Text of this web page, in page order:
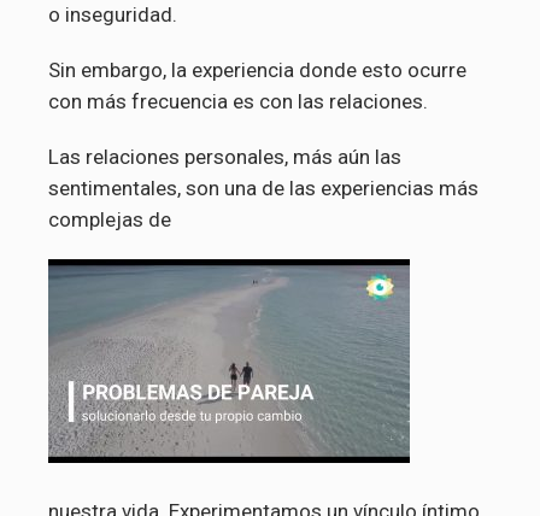
o inseguridad.
Sin embargo, la experiencia donde esto ocurre
con más frecuencia es con las relaciones.
Las relaciones personales, más aún las
sentimentales, son una de las experiencias más
complejas de
nuestra vida. Experimentamos un vínculo íntimo